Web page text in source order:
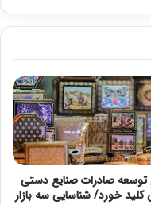
صادرات صنایع دستی
کلید خورد/ شناسایی سه بازار